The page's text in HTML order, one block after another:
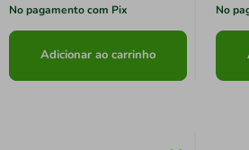
No pagamento com Pix
Adicionar ao carrinho
No